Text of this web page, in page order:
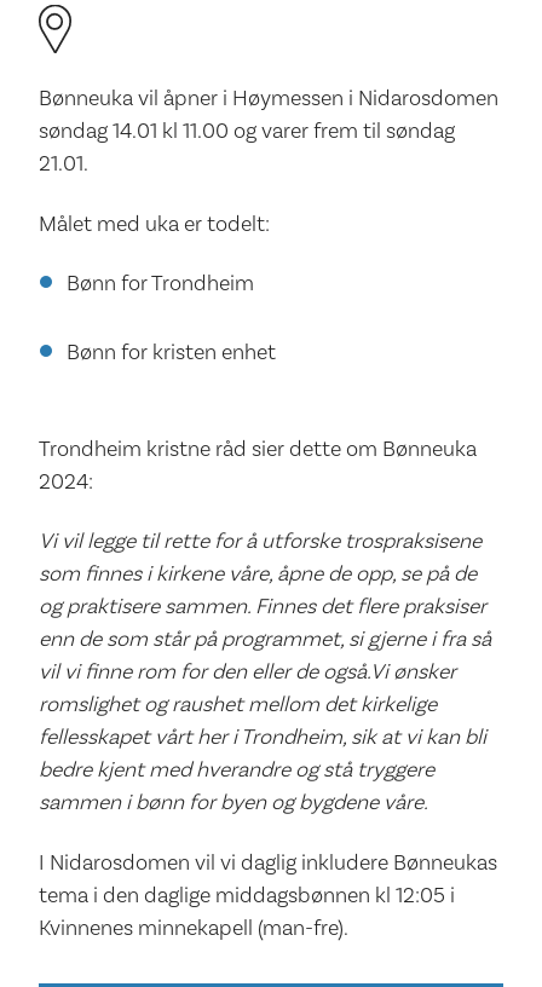
Bønneuka vil åpner i Høymessen i Nidarosdomen
søndag 14.01 kl 11.00 og varer frem til søndag
21.01.
Målet med uka er todelt:
Bønn for Trondheim
Bønn for kristen enhet
Trondheim kristne råd sier dette om Bønneuka
2024:
Vi vil legge til rette for å utforske trospraksisene
som finnes i kirkene våre, åpne de opp, se på de
og praktisere sammen. Finnes det flere praksiser
enn de som står på programmet, si gjerne i fra så
vil vi finne rom for den eller de også.Vi ønsker
romslighet og raushet mellom det kirkelige
fellesskapet vårt her i Trondheim, sik at vi kan bli
bedre kjent med hverandre og stå tryggere
sammen i bønn for byen og bygdene våre.
I Nidarosdomen vil vi daglig inkludere Bønneukas
tema i den daglige middagsbønnen kl 12:05 i
Kvinnenes minnekapell (man-fre).